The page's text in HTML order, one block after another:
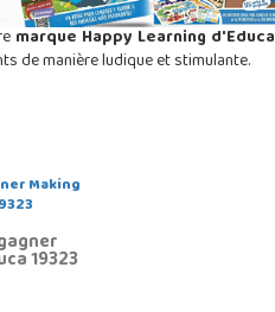
marque Happy Learning d'Educa
de manière ludique et stimulante.
19323